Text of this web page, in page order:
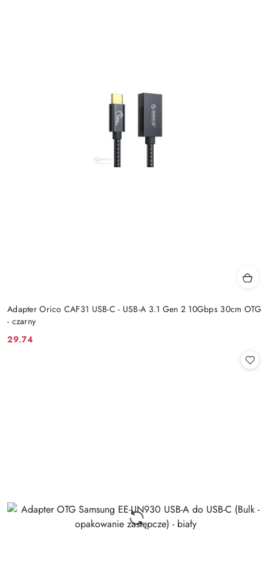
Adapter Orico CAF31 USB-C - USB-A 3.1 Gen 2 10Gbps 30cm OTG
- czarny
Cena:
29.74